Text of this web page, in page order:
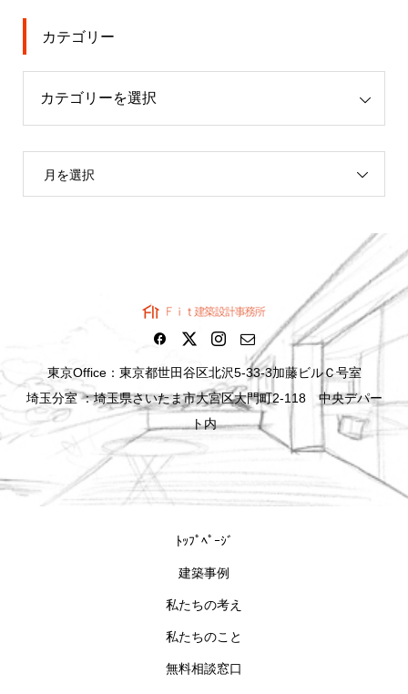
カテゴリー
月を選択
東京Office：東京都世田谷区北沢5-33-3加藤ビルＣ号室
埼玉分室 ：埼玉県さいたま市大宮区大門町2-118 中央デパー
ト内
ﾄｯﾌﾟﾍﾟｰｼﾞ
建築事例
私たちの考え
私たちのこと
無料相談窓口